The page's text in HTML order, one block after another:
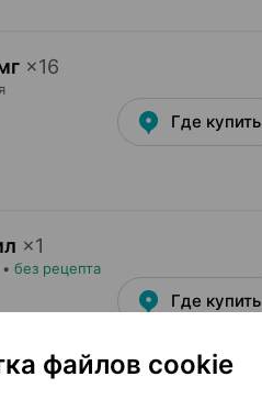
×16
Где купить
×1
• без рецепта
Где купить
файлов cookie